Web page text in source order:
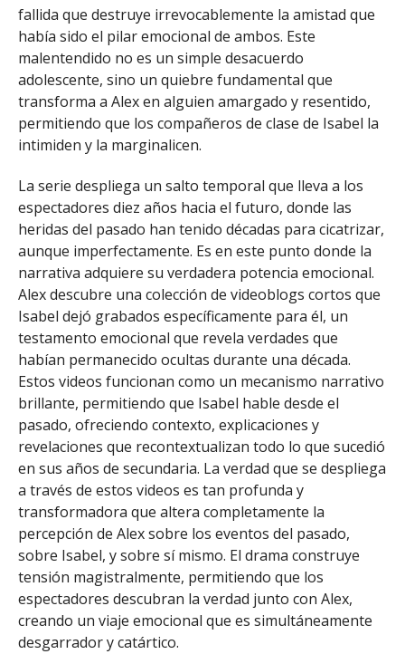
fallida que destruye irrevocablemente la amistad que
había sido el pilar emocional de ambos. Este
malentendido no es un simple desacuerdo
adolescente, sino un quiebre fundamental que
transforma a Alex en alguien amargado y resentido,
permitiendo que los compañeros de clase de Isabel la
intimiden y la marginalicen.
La serie despliega un salto temporal que lleva a los
espectadores diez años hacia el futuro, donde las
heridas del pasado han tenido décadas para cicatrizar,
aunque imperfectamente. Es en este punto donde la
narrativa adquiere su verdadera potencia emocional.
Alex descubre una colección de videoblogs cortos que
Isabel dejó grabados específicamente para él, un
testamento emocional que revela verdades que
habían permanecido ocultas durante una década.
Estos videos funcionan como un mecanismo narrativo
brillante, permitiendo que Isabel hable desde el
pasado, ofreciendo contexto, explicaciones y
revelaciones que recontextualizan todo lo que sucedió
en sus años de secundaria. La verdad que se despliega
a través de estos videos es tan profunda y
transformadora que altera completamente la
percepción de Alex sobre los eventos del pasado,
sobre Isabel, y sobre sí mismo. El drama construye
tensión magistralmente, permitiendo que los
espectadores descubran la verdad junto con Alex,
creando un viaje emocional que es simultáneamente
desgarrador y catártico.